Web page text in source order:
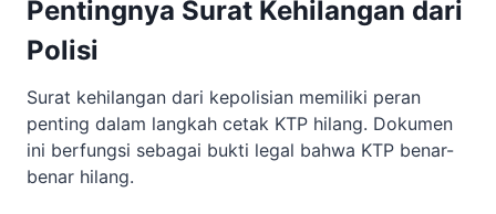
Pentingnya Surat Kehilangan dari
Polisi
Surat kehilangan dari kepolisian memiliki peran
penting dalam langkah cetak KTP hilang. Dokumen
ini berfungsi sebagai bukti legal bahwa KTP benar-
benar hilang.